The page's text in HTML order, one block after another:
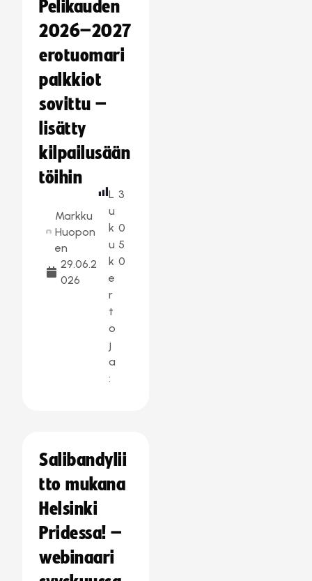
Pelikauden
2026–2027
erotuomari
palkkiot
sovittu –
lisätty
kilpailusään
töihin
Markku
Huopon
en
29.06.2
026
L
u
k
u
k
e
r
t
o
j
a
:
3
0
5
0
Salibandylii
tto mukana
Helsinki
Pridessa! –
webinaari